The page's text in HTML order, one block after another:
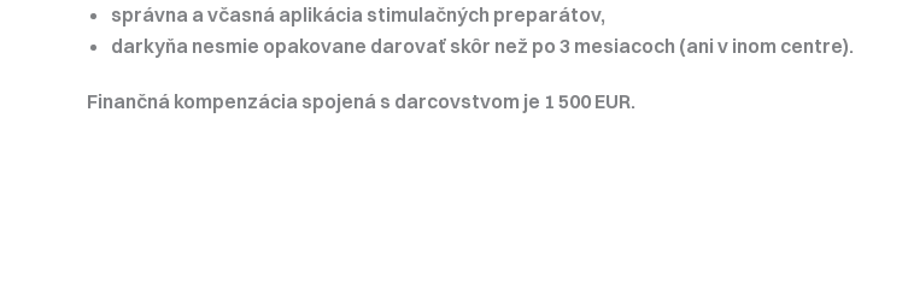
správna a včasná aplikácia stimulačných preparátov,
darkyňa nesmie opakovane darovať skôr než po 3 mesiacoch (ani v inom centre).
Finančná kompenzácia spojená s darcovstvom je 1 500 EUR.